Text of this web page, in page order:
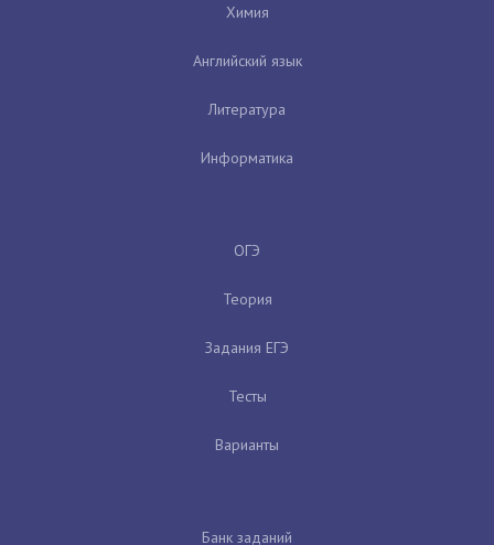
Химия
Английский язык
Литература
Информатика
ОГЭ
Теория
Задания ЕГЭ
Тесты
Варианты
Банк заданий